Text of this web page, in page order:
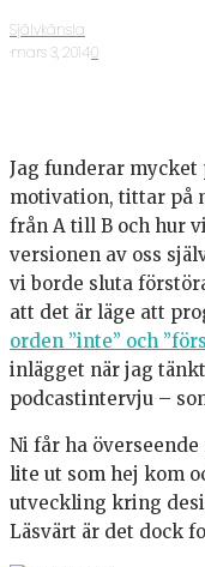
Självkänsla
·mars 3, 2014·0
Jag funderar
motivation, tittar på
från A till B och hur
versionen av oss
vi borde sluta
att det är läge att
orden ”inte” och
inlägget när jag
podcastintervju –
Ni får ha
lite ut som hej kom
utveckling kring
Läsvärt är det dock